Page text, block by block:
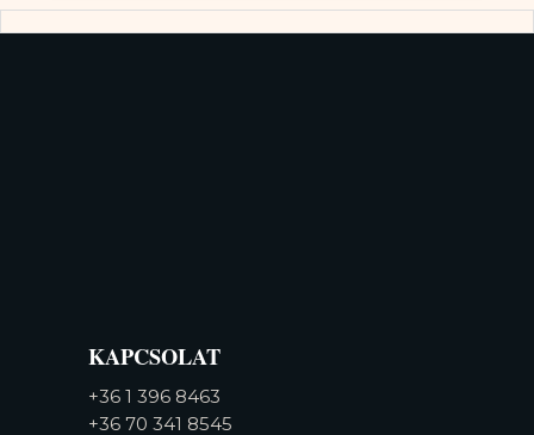
KAPCSOLAT
+36 1 396 8463
+36 70 341 8545